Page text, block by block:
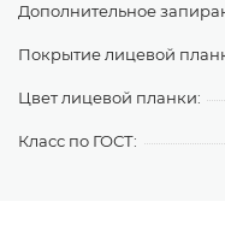
Дополнительное
Покрытие лицевой
Цвет лицевой планки:
Класс по ГОСТ: